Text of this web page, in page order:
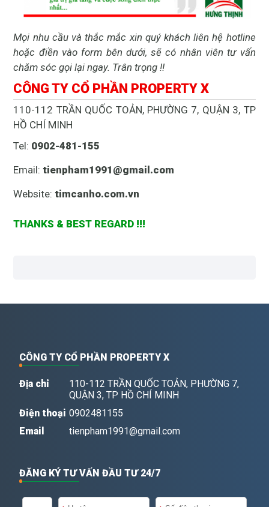
Mọi nhu cầu và thắc mắc xin quý khách liên hệ hotline
hoặc điền vào form bên dưới, sẽ có nhân viên tư vấn
chăm sóc gọi lại ngay. Trân trọng !!
CÔNG TY CỔ PHẦN PROPERTY X
110-112 TRẦN QUỐC TOẢN, PHƯỜNG 7, QUẬN 3, TP
HỒ CHÍ MINH
Tel: 0902-481-155
Email:tienpham1991@gmail.com
Website:timcanho.com.vn
THANKS & BEST REGARD !!!
CÔNG TY CỔ PHẦN PROPERTY X
Địa chỉ
110-112 TRẦN QUỐC TOẢN, PHƯỜNG 7,
QUẬN 3, TP HỒ CHÍ MINH
Điện thoại 0902481155
Email
tienpham1991@gmail.com
ĐĂNG KÝ TƯ VẤN ĐẦU TƯ 24/7